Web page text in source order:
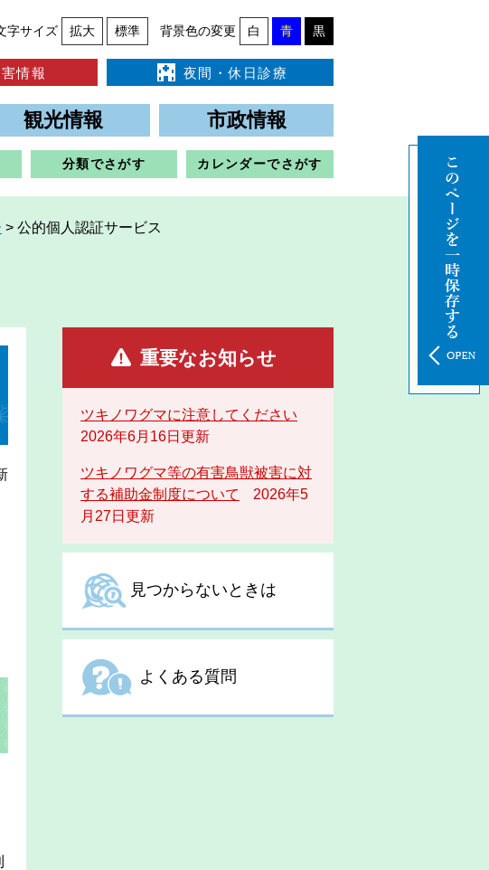
字サイズ 拡大 標準 背景色の変更 白 青 黒
情報 夜間・休日診療
観光情報 市政情報
分類でさがす カレンダーでさがす
> 公的個人認証サービス
重要なお知らせ
ツキノワグマに注意してください
2026年6月16日更新
ツキノワグマ等の有害鳥獣被害に対
する補助金制度について
2026年5
月27日更新
見つからないときは
よくある質問